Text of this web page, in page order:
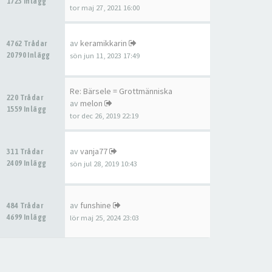
tor maj 27, 2021 16:00
4762 Trådar
20790 Inlägg
av keramikkarin
sön jun 11, 2023 17:49
220 Trådar
1559 Inlägg
Re: Bärsele = Grottmänniska
av melon
tor dec 26, 2019 22:19
311 Trådar
2409 Inlägg
av vanja77
sön jul 28, 2019 10:43
484 Trådar
4699 Inlägg
av funshine
lör maj 25, 2024 23:03